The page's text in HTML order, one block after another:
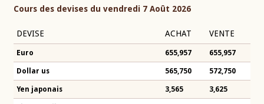
Cours des devises du vendredi 7 Août 2026
DEVISE ACHAT VENTE
Euro 655,957 655,957
Dollar us 565,750 572,750
Yen japonais 3,565 3,625